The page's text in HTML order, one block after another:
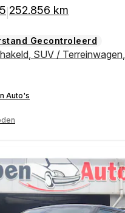
252.856 km
Gecontroleerd
, SUV / Terreinwagen,
Auto's